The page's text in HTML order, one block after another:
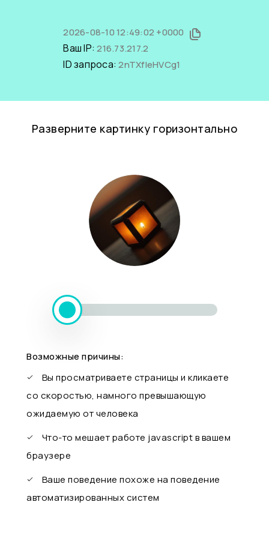
2026-08-10 12:49:02 +0000
Ваш IP:216.73.217.2
ID запроса:2nTXfIeHVCg1
Разверните картинку горизонтально
Возможные причины:
Вы просматриваете страницы и кликаете
со скоростью, намного превышающую
ожидаемую от человека
Что-то мешает работе javascript в вашем
браузере
Ваше поведение похоже на поведение
автоматизированных систем